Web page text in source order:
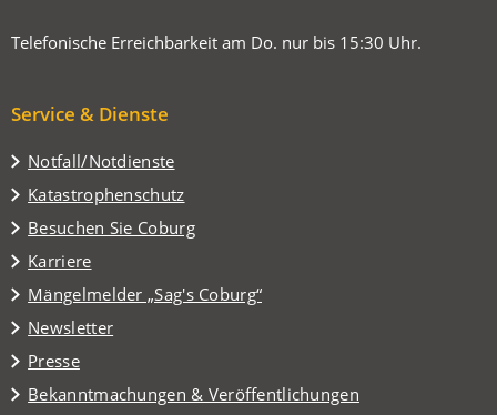
Telefonische Erreichbarkeit am Do. nur bis 15:30 Uhr.
Service & Dienste
Notfall/Notdienste
Katastrophenschutz
Besuchen Sie Coburg
(Öffnet
in
einem
neuen
Tab)
Karriere
Mängelmelder „Sag's Coburg“
(Öffnet
in
einem
neuen
Tab)
Newsletter
Presse
Bekanntmachungen & Veröffentlichungen